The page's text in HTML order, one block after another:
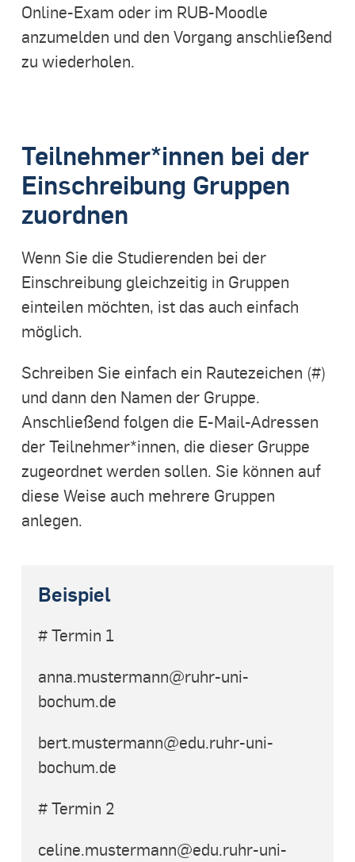
Online-Exam oder im RUB-Moodle
anzumelden und den Vorgang anschließend
zu wiederholen.
Teilnehmer*innen bei der
Einschreibung Gruppen
zuordnen
Wenn Sie die Studierenden bei der
Einschreibung gleichzeitig in Gruppen
einteilen möchten, ist das auch einfach
möglich.
Schreiben Sie einfach ein Rautezeichen (#)
und dann den Namen der Gruppe.
Anschließend folgen die E-Mail-Adressen
der Teilnehmer*innen, die dieser Gruppe
zugeordnet werden sollen. Sie können auf
diese Weise auch mehrere Gruppen
anlegen.
Beispiel
# Termin 1
anna.mustermann@ruhr-uni-
bochum.de
bert.mustermann@edu.ruhr-uni-
bochum.de
# Termin 2
celine.mustermann@edu.ruhr-uni-